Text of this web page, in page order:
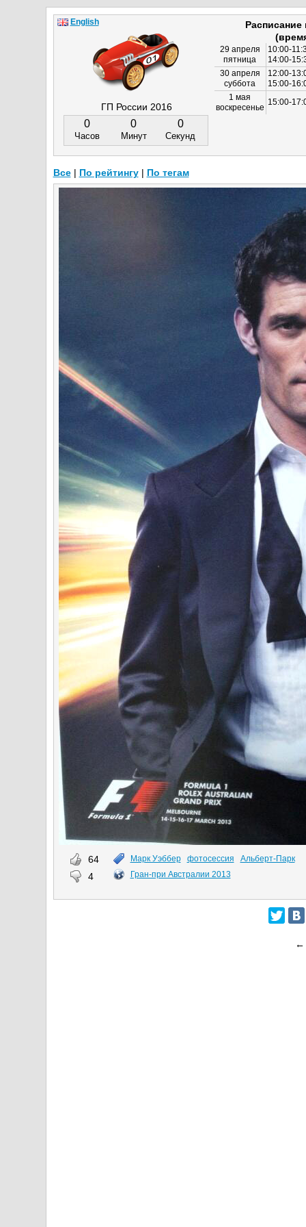
64
4
Марк Уэббер фотосессия
Альберт-Парк
Гран-при Австралии 2013
ГП России 2016
0
Часов
0
Минут
0
Секунд
29 апреля
пятница
10:00-
14:00-
30 апреля
суббота
12:00-
15:00-
1 мая
воскресенье
15:00-
English
Все| По рейтингу| По тегам